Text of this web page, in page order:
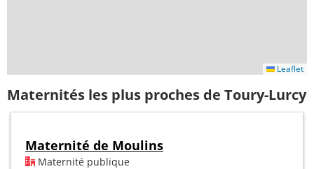
Leaflet
Maternités les plus proches de Toury-Lurcy
Maternité de Moulins
Maternité publique